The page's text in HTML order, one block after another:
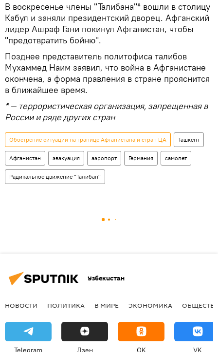
В воскресенье члены "Талибана"* вошли в столицу
Кабул и заняли президентский дворец. Афганский
лидер Ашраф Гани покинул Афганистан, чтобы
"предотвратить бойню".
Позднее представитель политофиса талибов
Мухаммед Наим заявил, что война в Афганистане
окончена, а форма правления в стране прояснится
в ближайшее время.
* — террористическая организация, запрещенная в
России и ряде других стран
Обострение ситуации на границе Афганистана и стран ЦА Ташкент
Афганистан эвакуация аэропорт Германия самолет
Радикальное движение "Талибан"
Узбекистан
НОВОСТИ ПОЛИТИКА В МИРЕ ЭКОНОМИКА
Telegram Дзен OK VK